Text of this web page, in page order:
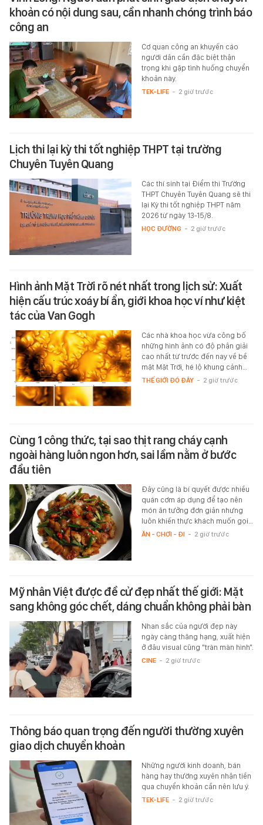
khoản có nội dung sau, cần nhanh chóng trình báo
công an
Cơ quan công an khuyến cáo
người dân cần đặc biệt thận
trọng khi gặp tình huống chuyển
khoản này.
TEK-LIFE - 2 giờ trước
Lịch thi lại kỳ thi tốt nghiệp THPT tại trường
Chuyên Tuyên Quang
Các thí sinh tại Điểm thi Trường
THPT Chuyên Tuyên Quang sẽ thi
lại Kỳ thi tốt nghiệp THPT năm
2026 từ ngày 13-15/8.
HỌC ĐƯỜNG - 2 giờ trước
Hình ảnh Mặt Trời rõ nét nhất trong lịch sử: Xuất
hiện cấu trúc xoáy bí ẩn, giới khoa học ví như kiệt
tác của Van Gogh
Các nhà khoa học vừa công bố
những hình ảnh có độ phân giải
cao nhất từ trước đến nay về bề
mặt Mặt Trời, hé lộ khung cảnh…
THẾ GIỚI ĐÓ ĐÂY - 2 giờ trước
Cùng 1 công thức, tại sao thịt rang cháy cạnh
ngoài hàng luôn ngon hơn, sai lầm nằm ở bước
đầu tiên
Đây cũng là bí quyết được nhiều
quán cơm áp dụng để tạo nên
món ăn tưởng đơn giản nhưng
luôn khiến thực khách muốn gọi…
ĂN - CHƠI - ĐI - 2 giờ trước
Mỹ nhân Việt được đề cử đẹp nhất thế giới: Mặt
sang không góc chết, dáng chuẩn không phải bàn
Nhan sắc của người đẹp này
ngày càng thăng hạng, xuất hiện
ở đâu visual cũng "tràn màn hình".
CINE - 2 giờ trước
Thông báo quan trọng đến người thường xuyên
giao dịch chuyển khoản
Những người kinh doanh, bán
hàng hay thường xuyên nhận tiền
qua chuyển khoản cần nên lưu ý.
TEK-LIFE - 2 giờ trước